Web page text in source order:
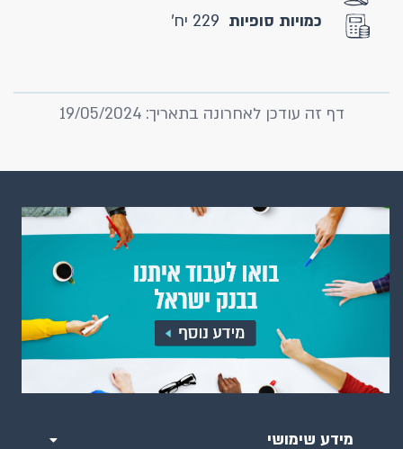
כמויות סופיות 229 יח'
דף זה עודכן לאחרונה בתאריך: 19/05/2024
מידע שימושי